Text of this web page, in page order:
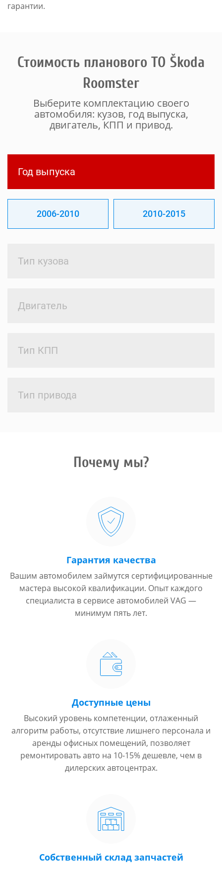
гарантии.
Стоимость планового ТО Škoda
Roomster
Выберите комплектацию своего
автомобиля: кузов, год выпуска,
двигатель, КПП и привод.
Год выпуска
2006-2010 2010-2015
Тип кузова
Двигатель
Тип КПП
Тип привода
Почему мы?
Гарантия качества
Вашим автомобилем займутся сертифицированные
мастера высокой квалификации. Опыт каждого
специалиста в сервисе автомобилей VAG —
минимум пять лет.
Доступные цены
Высокий уровень компетенции, отлаженный
алгоритм работы, отсутствие лишнего персонала и
аренды офисных помещений, позволяет
ремонтировать авто на 10-15% дешевле, чем в
дилерских автоцентрах.
Собственный склад запчастей